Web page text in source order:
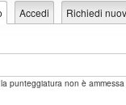
(scheda attiva)
Accedi Richiedi
punteggiatura non è